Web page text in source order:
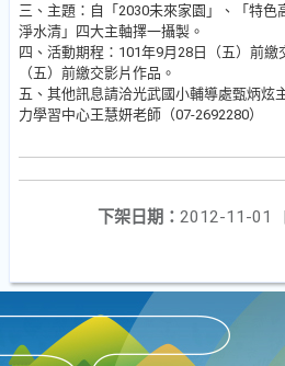
三、主題：自「2030未來家園」、「特色
淨水清」四大主軸擇一攝製。
四、活動期程：101年9月28日（五）前繳
（五）前繳交影片作品。
五、其他訊息請洽光武國小輔導處甄炳炫
力學習中心王慧妍老師（07-2692280）
下架日期： 2012-11-01
|